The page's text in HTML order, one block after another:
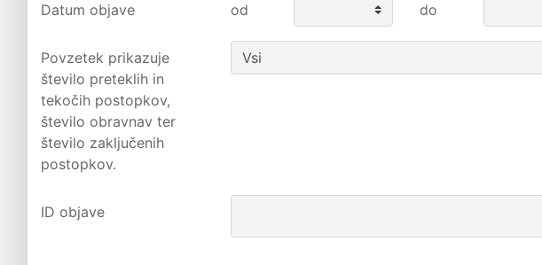
Datum objave od do
Povzetek prikazuje
število preteklih in
tekočih postopkov,
število obravnav ter
število zaključenih
postopkov.
ID objave